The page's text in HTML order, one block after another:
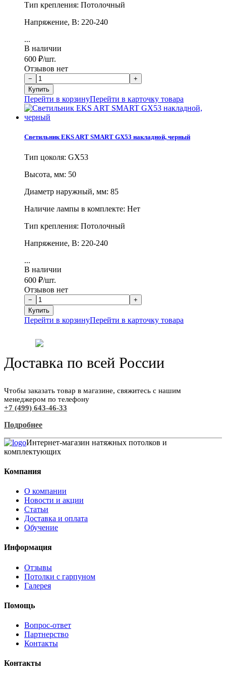
Тип крепления: Потолочный
Напряжение, В: 220-240
...
В наличии
600 ₽/шт.
Отзывов нет
Перейти в корзинуПерейти в карточку товара
Светильник EKS ART SMART GX53 накладной, черный
Тип цоколя: GX53
Высота, мм: 50
Диаметр наружный, мм: 85
Наличие лампы в комплекте: Нет
Тип крепления: Потолочный
Напряжение, В: 220-240
...
В наличии
600 ₽/шт.
Отзывов нет
Перейти в корзинуПерейти в карточку товара
Доставка по всей России
Чтобы заказать товар в магазине, свяжитесь с нашим
менеджером по телефону
+7 (499) 643-46-33
Подробнее
Интернет-магазин натяжных потолков и
комплектующих
Компания
О компании
Новости и акции
Статьи
Доставка и оплата
Обучение
Информация
Отзывы
Потолки с гарпуном
Галерея
Помощь
Вопрос-ответ
Партнерство
Контакты
Контакты